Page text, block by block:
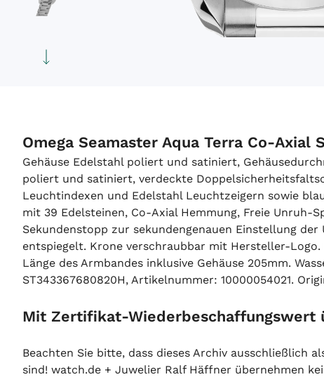
Verkauft
Omega Seamaster Aqua Terra Co-
Gehäuse Edelstahl poliert und satiniert,
poliert und satiniert, verdeckte
Leuchtindexen und Edelstahl Leuchtzeigern sowie
mit 39 Edelsteinen, Co-Axial Hemmung, Freie Unruh-
Sekundenstopp zur sekundengenauen Einstellung
entspiegelt. Krone verschraubbar mit Hersteller-
Länge des Armbandes inklusive Gehäuse 205mm.
ST343367680820H, Artikelnummer: 10000054021.
Mit Zertifikat-Wiederbeschaffungswert
Beachten Sie bitte, dass dieses Archiv ausschließlich
sind! watch.de + Juwelier Ralf Häffner übernehmen